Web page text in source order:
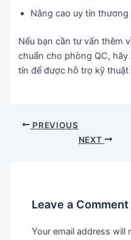
Nâng cao uy tín thương
Nếu bạn cần tư vấn thêm
chuẩn cho phòng QC,
tín để được hỗ trợ kỹ thuật
Post PREVIOUS
NEXT
Leave a Comment
Your email address will